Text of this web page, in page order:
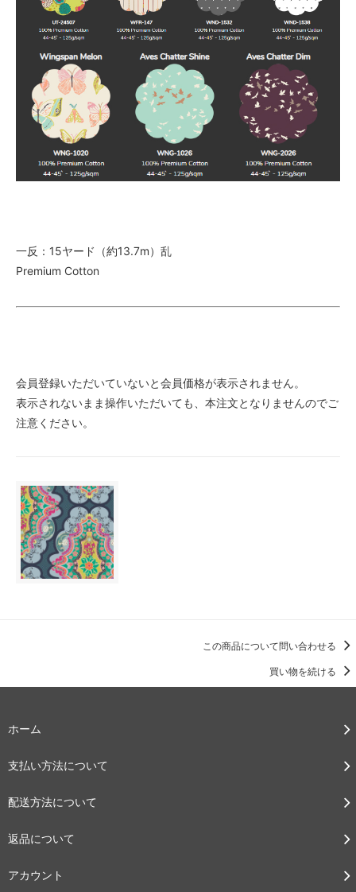
一反：15ヤード（約13.7m）乱
Premium Cotton
会員登録いただいていないと会員価格が表示されません。
表示されないまま操作いただいても、本注文となりませんのでご
注意ください。
この商品について問い合わせる
買い物を続ける
ホーム
支払い方法について
配送方法について
返品について
アカウント